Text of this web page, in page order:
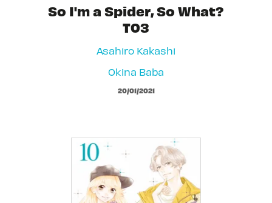
So I'm a Spider, So What?
T03
Asahiro Kakashi
Okina Baba
20/01/2021